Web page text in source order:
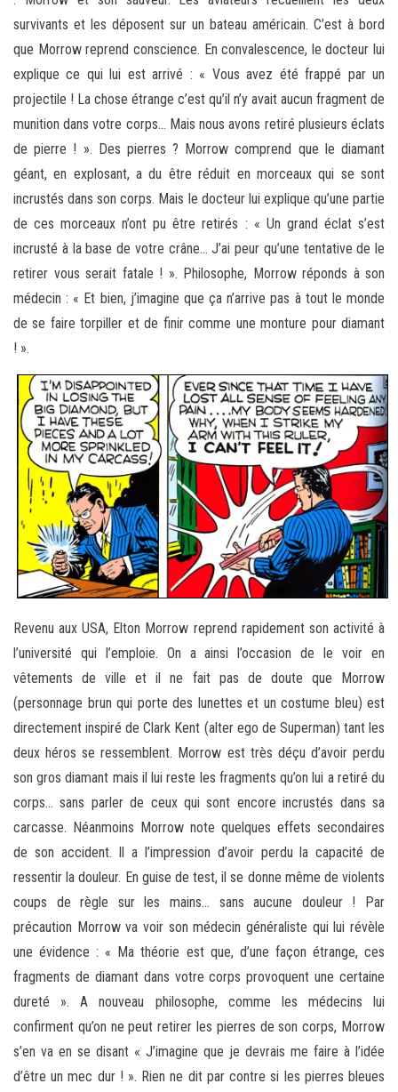
survivants et les déposent sur un bateau américain. C’est à bord
que Morrow reprend conscience. En convalescence, le docteur lui
explique ce qui lui est arrivé : « Vous avez été frappé par un
projectile ! La chose étrange c’est qu’il n’y avait aucun fragment de
munition dans votre corps… Mais nous avons retiré plusieurs éclats
de pierre ! ». Des pierres ? Morrow comprend que le diamant
géant, en explosant, a du être réduit en morceaux qui se sont
incrustés dans son corps. Mais le docteur lui explique qu’une partie
de ces morceaux n’ont pu être retirés : « Un grand éclat s’est
incrusté à la base de votre crâne… J’ai peur qu’une tentative de le
retirer vous serait fatale ! ». Philosophe, Morrow réponds à son
médecin : « Et bien, j’imagine que ça n’arrive pas à tout le monde
de se faire torpiller et de finir comme une monture pour diamant
! ».
Revenu aux USA, Elton Morrow reprend rapidement son activité à
l’université qui l’emploie. On a ainsi l’occasion de le voir en
vêtements de ville et il ne fait pas de doute que Morrow
(personnage brun qui porte des lunettes et un costume bleu) est
directement inspiré de Clark Kent (alter ego de Superman) tant les
deux héros se ressemblent. Morrow est très déçu d’avoir perdu
son gros diamant mais il lui reste les fragments qu’on lui a retiré du
corps… sans parler de ceux qui sont encore incrustés dans sa
carcasse. Néanmoins Morrow note quelques effets secondaires
de son accident. Il a l’impression d’avoir perdu la capacité de
ressentir la douleur. En guise de test, il se donne même de violents
coups de règle sur les mains… sans aucune douleur ! Par
précaution Morrow va voir son médecin généraliste qui lui révèle
une évidence : « Ma théorie est que, d’une façon étrange, ces
fragments de diamant dans votre corps provoquent une certaine
dureté ». A nouveau philosophe, comme les médecins lui
confirment qu’on ne peut retirer les pierres de son corps, Morrow
s’en va en se disant « J’imagine que je devrais me faire à l’idée
d’être un mec dur ! ». Rien ne dit par contre si les pierres bleues